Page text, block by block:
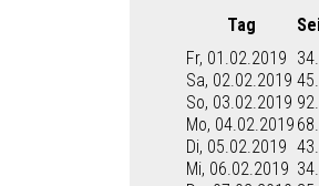
Tag
Fr, 01.02.2019
Sa, 02.02.2019
So, 03.02.2019
Mo, 04.02.2019
Di, 05.02.2019
Mi, 06.02.2019